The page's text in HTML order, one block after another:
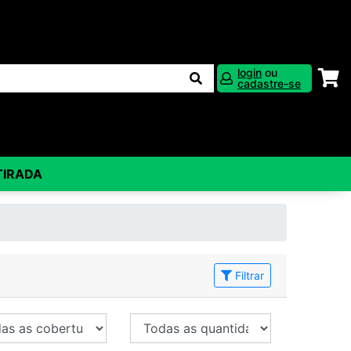
login ou
cadastre-se
Filtrar